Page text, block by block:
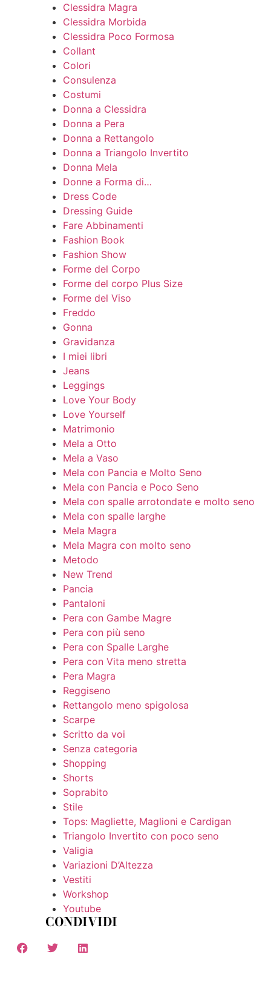
Clessidra Magra
Clessidra Morbida
Clessidra Poco Formosa
Collant
Colori
Consulenza
Costumi
Donna a Clessidra
Donna a Pera
Donna a Rettangolo
Donna a Triangolo Invertito
Donna Mela
Donne a Forma di…
Dress Code
Dressing Guide
Fare Abbinamenti
Fashion Book
Fashion Show
Forme del Corpo
Forme del corpo Plus Size
Forme del Viso
Freddo
Gonna
Gravidanza
I miei libri
Jeans
Leggings
Love Your Body
Love Yourself
Matrimonio
Mela a Otto
Mela a Vaso
Mela con Pancia e Molto Seno
Mela con Pancia e Poco Seno
Mela con spalle arrotondate e molto seno
Mela con spalle larghe
Mela Magra
Mela Magra con molto seno
Metodo
New Trend
Pancia
Pantaloni
Pera con Gambe Magre
Pera con più seno
Pera con Spalle Larghe
Pera con Vita meno stretta
Pera Magra
Reggiseno
Rettangolo meno spigolosa
Scarpe
Scritto da voi
Senza categoria
Shopping
Shorts
Soprabito
Stile
Tops: Magliette, Maglioni e Cardigan
Triangolo Invertito con poco seno
Valigia
Variazioni D’Altezza
Vestiti
Workshop
Youtube
CONDIVIDI